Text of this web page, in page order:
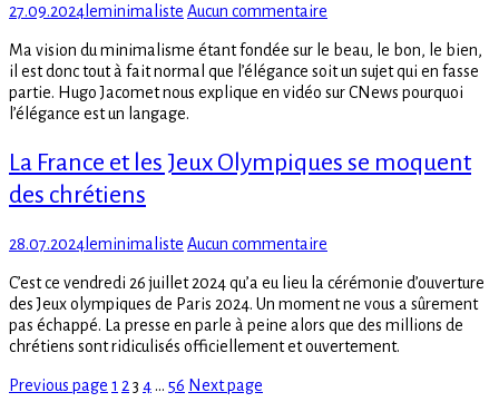
Posted
27.09.2024 Author
leminimaliste Aucun commentaire
est
un
langage
Ma vision du minimalisme étant fondée sur le beau, le bon, le bien,
il est donc tout à fait normal que l’élégance soit un sujet qui en fasse
partie. Hugo Jacomet nous explique en vidéo sur CNews pourquoi
l’élégance est un langage.
La France et les Jeux Olympiques se moquent
des chrétiens
Posted
28.07.2024 Author
leminimaliste Aucun commentaire
France
et
les
Jeux
C’est ce vendredi 26 juillet 2024 qu’a eu lieu la cérémonie d’ouverture
des Jeux olympiques de Paris 2024. Un moment ne vous a sûrement
pas échappé. La presse en parle à peine alors que des millions de
chrétiens sont ridiculisés officiellement et ouvertement.
Pagination
Previous page Page
1 Page
2 Page
3 Page
4 … Page
56 Next page